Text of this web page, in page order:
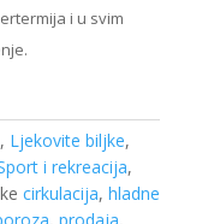
i u svim
, Ljekovite biljke,
i rekreacija,
cirkulacija, hladne